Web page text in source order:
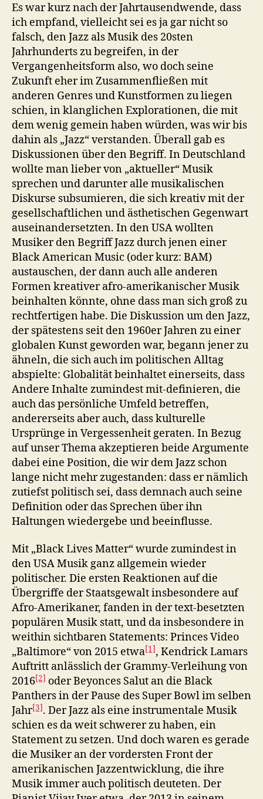
Es war kurz nach der Jahrtausendwende, dass
ich empfand, vielleicht sei es ja gar nicht so
falsch, den Jazz als Musik des 20sten
Jahrhunderts zu begreifen, in der
Vergangenheitsform also, wo doch seine
Zukunft eher im Zusammenfließen mit
anderen Genres und Kunstformen zu liegen
schien, in klanglichen Explorationen, die mit
dem wenig gemein haben würden, was wir bis
dahin als „Jazz“ verstanden. Überall gab es
Diskussionen über den Begriff. In Deutschland
wollte man lieber von „aktueller“ Musik
sprechen und darunter alle musikalischen
Diskurse subsumieren, die sich kreativ mit der
gesellschaftlichen und ästhetischen Gegenwart
auseinandersetzten. In den USA wollten
Musiker den Begriff Jazz durch jenen einer
Black American Music (oder kurz: BAM)
austauschen, der dann auch alle anderen
Formen kreativer afro-amerikanischer Musik
beinhalten könnte, ohne dass man sich groß zu
rechtfertigen habe. Die Diskussion um den Jazz,
der spätestens seit den 1960er Jahren zu einer
globalen Kunst geworden war, begann jener zu
ähneln, die sich auch im politischen Alltag
abspielte: Globalität beinhaltet einerseits, dass
Andere Inhalte zumindest mit-definieren, die
auch das persönliche Umfeld betreffen,
andererseits aber auch, dass kulturelle
Ursprünge in Vergessenheit geraten. In Bezug
auf unser Thema akzeptieren beide Argumente
dabei eine Position, die wir dem Jazz schon
lange nicht mehr zugestanden: dass er nämlich
zutiefst politisch sei, dass demnach auch seine
Definition oder das Sprechen über ihn
Haltungen wiedergebe und beeinflusse.
Mit „Black Lives Matter“ wurde zumindest in
den USA Musik ganz allgemein wieder
politischer. Die ersten Reaktionen auf die
Übergriffe der Staatsgewalt insbesondere auf
Afro-Amerikaner, fanden in der text-besetzten
populären Musik statt, und da insbesondere in
weithin sichtbaren Statements: Princes Video
„Baltimore“ von 2015 etwa[1], Kendrick Lamars
Auftritt anlässlich der Grammy-Verleihung von
2016[2] oder Beyonces Salut an die Black
Panthers in der Pause des Super Bowl im selben
Jahr[3]. Der Jazz als eine instrumentale Musik
schien es da weit schwerer zu haben, ein
Statement zu setzen. Und doch waren es gerade
die Musiker an der vordersten Front der
amerikanischen Jazzentwicklung, die ihre
Musik immer auch politisch deuteten. Der